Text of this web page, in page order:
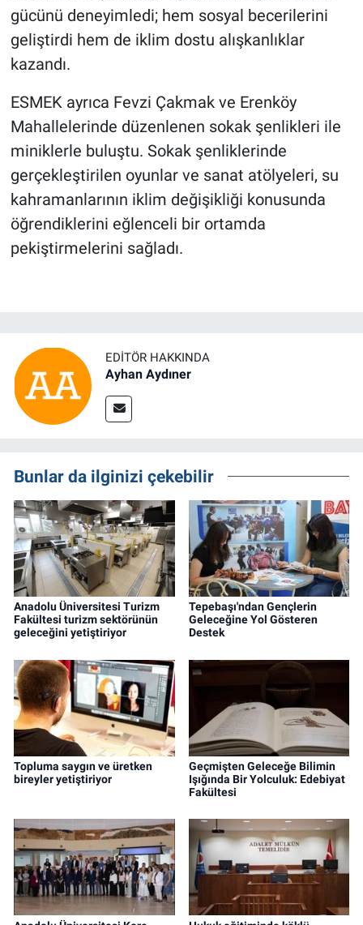
gücünü deneyimledi; hem sosyal becerilerini
geliştirdi hem de iklim dostu alışkanlıklar
kazandı.
ESMEK ayrıca Fevzi Çakmak ve Erenköy
Mahallelerinde düzenlenen sokak şenlikleri ile
miniklerle buluştu. Sokak şenliklerinde
gerçekleştirilen oyunlar ve sanat atölyeleri, su
kahramanlarının iklim değişikliği konusunda
öğrendiklerini eğlenceli bir ortamda
pekiştirmelerini sağladı.
EDITÖR HAKKINDA
Ayhan Aydıner
Bunlar da ilginizi çekebilir
Anadolu Üniversitesi Turizm
Fakültesi turizm sektörünün
geleceğini yetiştiriyor
Tepebaşı'ndan Gençlerin
Geleceğine Yol Gösteren
Destek
Topluma saygın ve üretken
bireyler yetiştiriyor
Geçmişten Geleceğe Bilimin
Işığında Bir Yolculuk: Edebiyat
Fakültesi